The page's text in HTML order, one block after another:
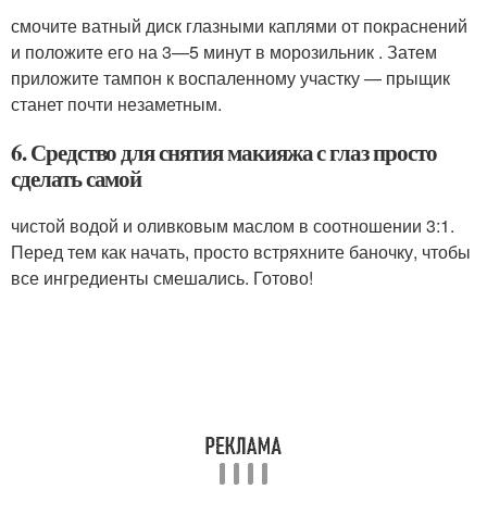
смочите ватный диск глазными каплями от покраснений
и положите его на 3—5 минут в морозильник . Затем
приложите тампон к воспаленному участку — прыщик
станет почти незаметным.
6. Средство для снятия макияжа с глаз просто
сделать самой
чистой водой и оливковым маслом в соотношении 3:1.
Перед тем как начать, просто встряхните баночку, чтобы
все ингредиенты смешались. Готово!